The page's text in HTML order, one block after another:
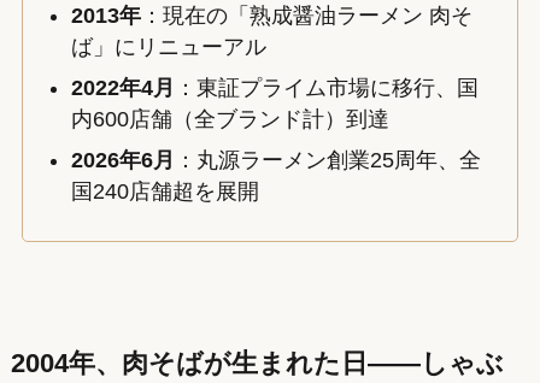
2013年：現在の「熟成醤油ラーメン 肉そ
ば」にリニューアル
2022年4月
：東証プライム市場に移行、国
内600店舗（全ブランド計）到達
2026年6月
：丸源ラーメン創業25周年、全
国240店舗超を展開
2004年、肉そばが生まれた日——しゃぶ